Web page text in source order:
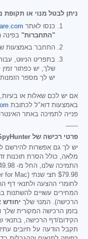
ניתן לבטל מנוי או תקופת
כנסו לאתר
"התחברות" בפינה
התחבר באמצעות
בתפריט הניווט,
שלך, יש כפתור
יש לך מספר
באמצעות דוא"ל לכתובת
פנייה לתמיכה באתר
------
פרטי רכישה של SpyHunter
מלאה, כולל הסרת תוכנות
התמיכה שלנו, החל מ-
$79.98
לחומרי ההצעה ולתנאי דף
המחירים עשויים להשתנות
הרכישה). המנוי שלך יחודש
בזמן הרכישה המקורית שלך
הקידום/דף הרכישה, בתנאי